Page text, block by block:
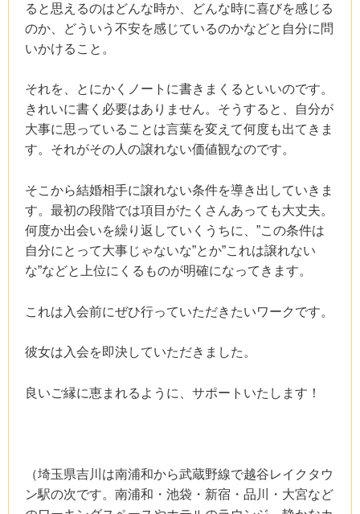
ると思えるのはどんな時か、どんな時に喜びを感じる
のか、どういう不安を感じているのかなどと自分に問
いかけること。
それを、とにかくノートに書きまくるといいのです。
きれいに書く必要はありません。そうすると、自分が
大事に思っていることは言葉を変えて何度も出てきま
す。それがその人の譲れない価値観なのです。
そこから結婚相手に譲れない条件を導き出していきま
す。最初の段階では項目がたくさんあっても大丈夫。
何度か出会いを繰り返していくうちに、”この条件は
自分にとって大事じゃないな”とか”これは譲れない
な”などと上位にくるものが明確になってきます。
これは入会前にぜひ行っていただきたいワークです。
彼女は入会を即決していただきました。
良いご縁に恵まれるように、サポートいたします！
（埼玉県吉川は南浦和から武蔵野線で越谷レイクタウ
ン駅の次です。南浦和・池袋・新宿・品川・大宮など